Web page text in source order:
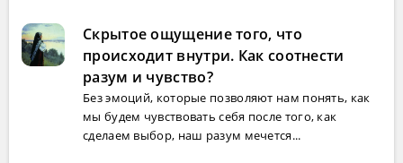
Скрытое ощущение того, что
происходит внутри. Как соотнести
разум и чувство?
Без эмоций, которые позволяют нам понять, как
мы будем чувствовать себя после того, как
сделаем выбор, наш разум мечется...